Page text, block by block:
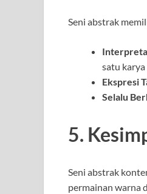
Seni abstrak
satu karya
Ekspresi
Selalu
5.
Seni abstrak
permainan warna